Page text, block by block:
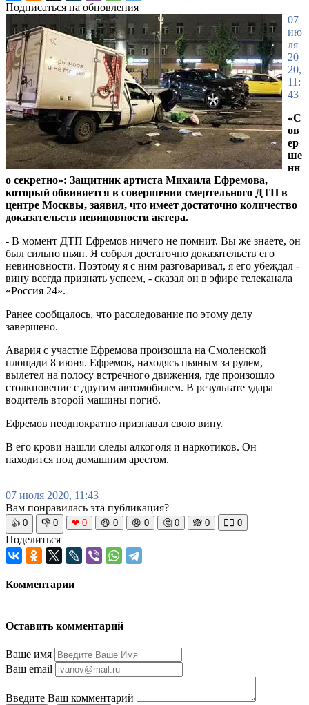
Подписаться на обновления
07
ию
ля
20
20,
11:
43
«С
ов
ер
ше
нн
о секретно»: Защитник артиста Михаила Ефремова,
который обвиняется в совершении смертельного ДТП в
центре Москвы, заявил, что имеет достаточно количество
доказательств невиновности актера.
- В момент ДТП Ефремов ничего не помнит. Вы же знаете, он
был сильно пьян. Я собрал достаточно доказательств его
невиновности. Поэтому я с ним разговаривал, я его убеждал -
вину всегда признать успеем, - сказал он в эфире телеканала
«Россия 24».
Ранее сообщалось, что расследование по этому делу
завершено.
Авария с участие Ефремова произошла на Смоленской
площади 8 июня. Ефремов, находясь пьяным за рулем,
вылетел на полосу встречного движения, где произошло
столкновение с другим автомобилем. В результате удара
водитель второй машины погиб.
Ефремов неоднократно признавал свою вину.
В его крови нашли следы алкоголя и наркотиков. Он
находится под домашним арестом.
07 июля 2020, 11:43
Вам понравилась эта публикация?
👍 0 👎 0 ❤ 0 😆 0 😡 0 🤔 0 🙈 0 🧘‍♀️ 0
Поделиться
Комментарии
Оставить комментарий
Ваше имя
Ваш email
Введите Ваш комментарий